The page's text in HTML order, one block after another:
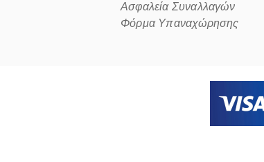
Ασφαλεία Συναλλαγών
Φόρμα Υπαναχώρησης